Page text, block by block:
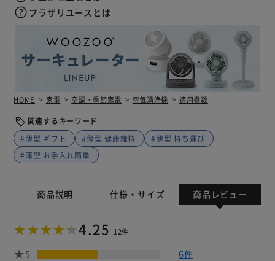
プラザリユースとは
HOME 家電 空調・季節家電 空気清浄機 適用畳数
関連するキーワード
#薄型 ギフト
#薄型 健康維持
#薄型 持ち運び
#薄型 お手入れ簡単
商品説明 仕様・サイズ 商品レビュー
4.25 12件
5
6件